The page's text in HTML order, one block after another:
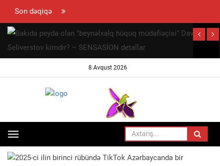
Son dəqiqə
səfəri
8 Avqust 2026
Toggle
navigation
HADISƏ